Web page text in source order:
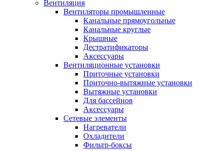
Вентиляция
Вентиляторы промышленные
Канальные прямоугольные
Канальные круглые
Крышные
Дестратификаторы
Аксессуары
Вентиляционные установки
Приточные установки
Приточно-вытяжные установки
Вытяжные установки
Для бассейнов
Аксессуары
Сетевые элементы
Нагреватели
Охладители
Фильтр-боксы